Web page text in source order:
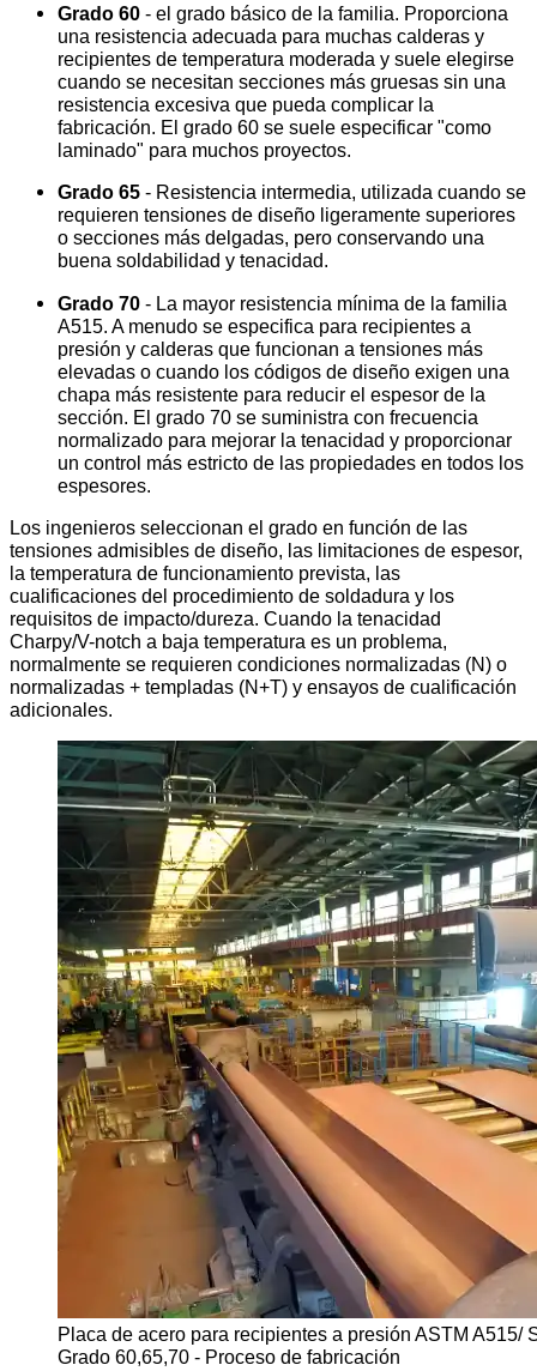
Grado 60 - el grado básico de la familia. Proporciona
una resistencia adecuada para muchas calderas y
recipientes de temperatura moderada y suele elegirse
cuando se necesitan secciones más gruesas sin una
resistencia excesiva que pueda complicar la
fabricación. El grado 60 se suele especificar "como
laminado" para muchos proyectos.
Grado 65 - Resistencia intermedia, utilizada cuando se
requieren tensiones de diseño ligeramente superiores
o secciones más delgadas, pero conservando una
buena soldabilidad y tenacidad.
Grado 70 - La mayor resistencia mínima de la familia
A515. A menudo se especifica para recipientes a
presión y calderas que funcionan a tensiones más
elevadas o cuando los códigos de diseño exigen una
chapa más resistente para reducir el espesor de la
sección. El grado 70 se suministra con frecuencia
normalizado para mejorar la tenacidad y proporcionar
un control más estricto de las propiedades en todos los
espesores.
Los ingenieros seleccionan el grado en función de las
tensiones admisibles de diseño, las limitaciones de espesor,
la temperatura de funcionamiento prevista, las
cualificaciones del procedimiento de soldadura y los
requisitos de impacto/dureza. Cuando la tenacidad
Charpy/V-notch a baja temperatura es un problema,
normalmente se requieren condiciones normalizadas (N) o
normalizadas + templadas (N+T) y ensayos de cualificación
adicionales.
Placa de acero para recipientes a presión ASTM A515/
Grado 60,65,70 - Proceso de fabricación